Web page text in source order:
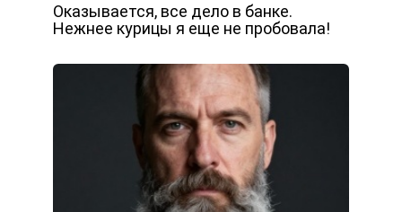
Оказывается, все дело в банке.
Нежнее курицы я еще не пробовала!